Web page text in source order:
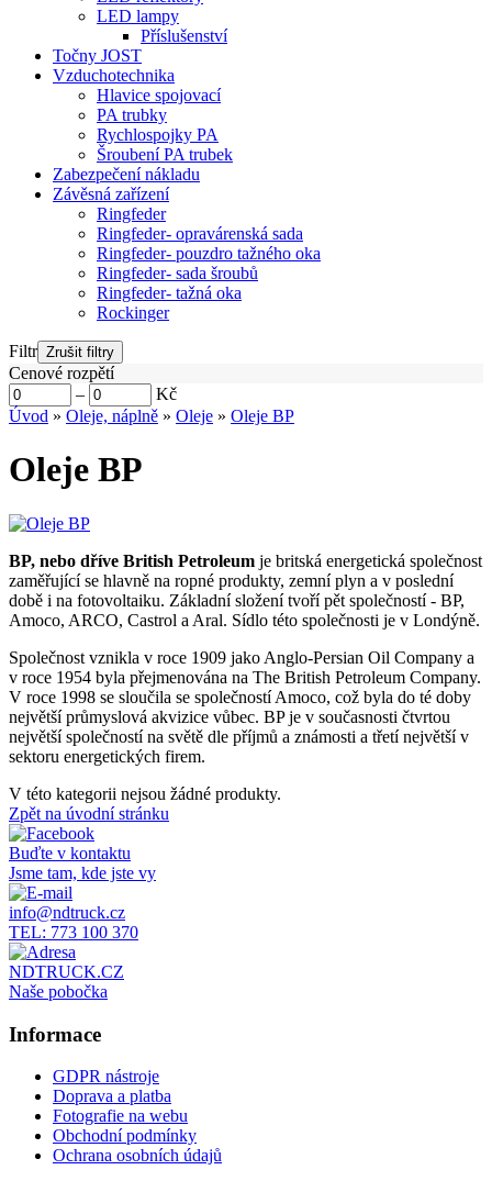
LED lampy
Příslušenství
Točny JOST
Vzduchotechnika
Hlavice spojovací
PA trubky
Rychlospojky PA
Šroubení PA trubek
Zabezpečení nákladu
Závěsná zařízení
Ringfeder
Ringfeder- opravárenská sada
Ringfeder- pouzdro tažného oka
Ringfeder- sada šroubů
Ringfeder- tažná oka
Rockinger
Filtr
Cenové rozpětí
–
Kč
Úvod » Oleje, náplně » Oleje » Oleje BP
Oleje BP
BP, nebo dříve British Petroleum je britská energetická společnost
zaměřující se hlavně na ropné produkty, zemní plyn a v poslední
době i na fotovoltaiku. Základní složení tvoří pět společností - BP,
Amoco, ARCO, Castrol a Aral. Sídlo této společnosti je v Londýně.
Společnost vznikla v roce 1909 jako Anglo-Persian Oil Company a
v roce 1954 byla přejmenována na The British Petroleum Company.
V roce 1998 se sloučila se společností Amoco, což byla do té doby
největší průmyslová akvizice vůbec. BP je v současnosti čtvrtou
největší společností na světě dle příjmů a známosti a třetí největší v
sektoru energetických firem.
V této kategorii nejsou žádné produkty.
Zpět na úvodní stránku
Buďte v kontaktu
Jsme tam, kde jste vy
info@ndtruck.cz
TEL: 773 100 370
NDTRUCK.CZ
Naše pobočka
Informace
GDPR nástroje
Doprava a platba
Fotografie na webu
Obchodní podmínky
Ochrana osobních údajů